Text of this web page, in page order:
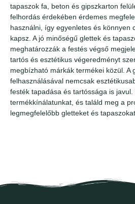
tapaszok fa, beton és gipszkarton
felhordás érdekében érdemes
használni, így egyenletes és könnyen
kapsz. A jó minőségű glettek és
meghatározzák a festés végső
tartós és esztétikus végeredményt
megbízható márkák termékei közül. A
felhasználásával nemcsak
festék tapadása és tartóssága is
termékkínálatunkat, és találd meg a
legmegfelelőbb gletteket és